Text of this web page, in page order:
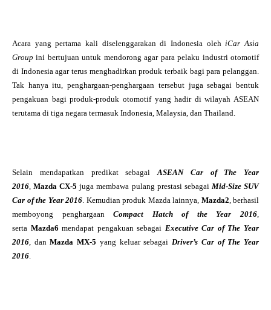
Acara yang pertama kali diselenggarakan di Indonesia olehiCar Asia
Group ini bertujuan untuk mendorong agar para pelaku industri otomotif
di Indonesia agar terus menghadirkan produk terbaik bagi para pelanggan.
Tak hanya itu, penghargaan-penghargaan tersebut juga sebagai bentuk
pengakuan bagi produk-produk otomotif yang hadir di wilayah ASEAN
terutama di tiga negara termasuk Indonesia, Malaysia, dan Thailand.
Selain mendapatkan predikat sebagaiASEAN Car of The Year
2016,Mazda CX-5 juga membawa pulang prestasi sebagai Mid-Size SUV
Car of the Year 2016. Kemudian produk Mazda lainnya, Mazda2, berhasil
memboyong penghargaanCompact Hatch of the Year 2016,
serta Mazda6 mendapat pengakuan sebagai Executive Car of The Year
2016, danMazda MX-5 yang keluar sebagaiDriver’s Car of The Year
2016.